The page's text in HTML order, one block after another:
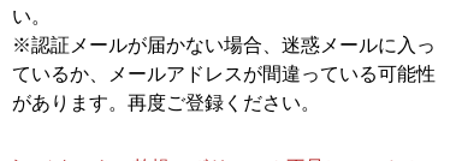
い。
※認証メールが届かない場合、迷惑メールに入っ
ているか、メールアドレスが間違っている可能性
があります。再度ご登録ください。